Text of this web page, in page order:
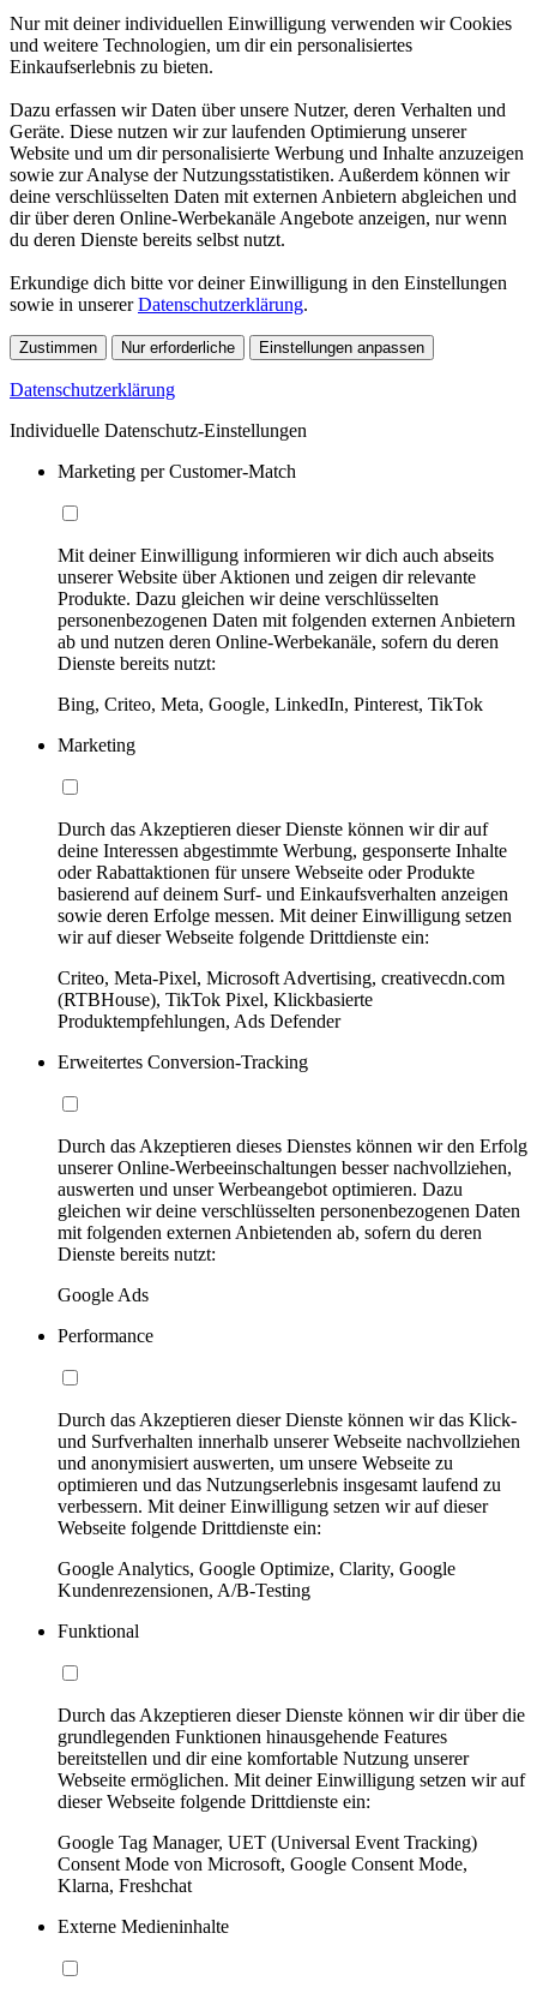
Nur mit deiner individuellen Einwilligung verwenden wir Cookies
und weitere Technologien, um dir ein personalisiertes
Einkaufserlebnis zu bieten.
Dazu erfassen wir Daten über unsere Nutzer, deren Verhalten und
Geräte. Diese nutzen wir zur laufenden Optimierung unserer
Website und um dir personalisierte Werbung und Inhalte anzuzeigen
sowie zur Analyse der Nutzungsstatistiken. Außerdem können wir
deine verschlüsselten Daten mit externen Anbietern abgleichen und
dir über deren Online-Werbekanäle Angebote anzeigen, nur wenn
du deren Dienste bereits selbst nutzt.
Erkundige dich bitte vor deiner Einwilligung in den Einstellungen
sowie in unsererDatenschutzerklärung.
Zustimmen Nur erforderliche Einstellungen anpassen
Datenschutzerklärung
Individuelle Datenschutz-Einstellungen
Marketing per Customer-Match
Mit deiner Einwilligung informieren wir dich auch abseits
unserer Website über Aktionen und zeigen dir relevante
Produkte. Dazu gleichen wir deine verschlüsselten
personenbezogenen Daten mit folgenden externen Anbietern
ab und nutzen deren Online-Werbekanäle, sofern du deren
Dienste bereits nutzt:
Bing, Criteo, Meta, Google, LinkedIn, Pinterest, TikTok
Marketing
Durch das Akzeptieren dieser Dienste können wir dir auf
deine Interessen abgestimmte Werbung, gesponserte Inhalte
oder Rabattaktionen für unsere Webseite oder Produkte
basierend auf deinem Surf- und Einkaufsverhalten anzeigen
sowie deren Erfolge messen. Mit deiner Einwilligung setzen
wir auf dieser Webseite folgende Drittdienste ein:
Criteo, Meta-Pixel, Microsoft Advertising, creativecdn.com
(RTBHouse), TikTok Pixel, Klickbasierte
Produktempfehlungen, Ads Defender
Erweitertes Conversion-Tracking
Durch das Akzeptieren dieses Dienstes können wir den Erfolg
unserer Online-Werbeeinschaltungen besser nachvollziehen,
auswerten und unser Werbeangebot optimieren. Dazu
gleichen wir deine verschlüsselten personenbezogenen Daten
mit folgenden externen Anbietenden ab, sofern du deren
Dienste bereits nutzt:
Google Ads
Performance
Durch das Akzeptieren dieser Dienste können wir das Klick-
und Surfverhalten innerhalb unserer Webseite nachvollziehen
und anonymisiert auswerten, um unsere Webseite zu
optimieren und das Nutzungserlebnis insgesamt laufend zu
verbessern. Mit deiner Einwilligung setzen wir auf dieser
Webseite folgende Drittdienste ein:
Google Analytics, Google Optimize, Clarity, Google
Kundenrezensionen, A/B-Testing
Funktional
Durch das Akzeptieren dieser Dienste können wir dir über die
grundlegenden Funktionen hinausgehende Features
bereitstellen und dir eine komfortable Nutzung unserer
Webseite ermöglichen. Mit deiner Einwilligung setzen wir auf
dieser Webseite folgende Drittdienste ein:
Google Tag Manager, UET (Universal Event Tracking)
Consent Mode von Microsoft, Google Consent Mode,
Klarna, Freshchat
Externe Medieninhalte